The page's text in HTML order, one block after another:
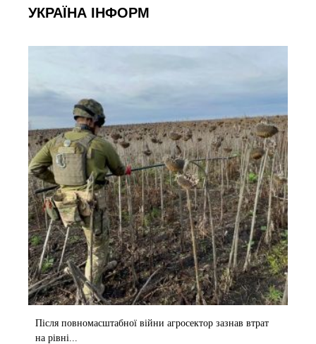
УКРАЇНА ІНФОРМ
Після повномасштабної війни агросектор зазнав втрат
на рівні...